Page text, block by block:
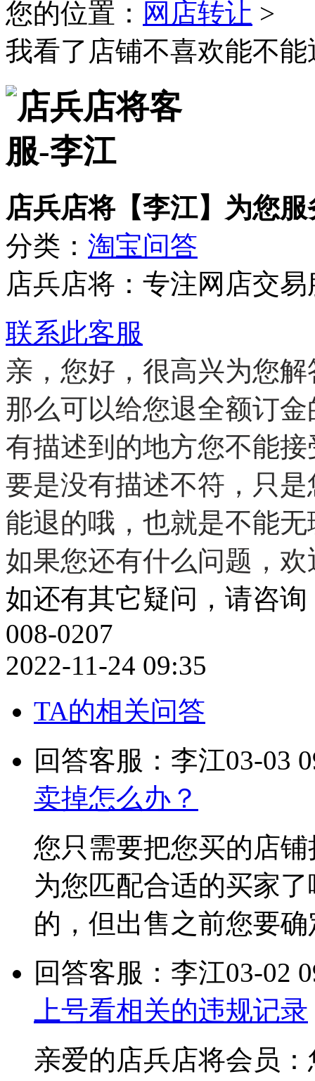
您的位置： 网店转让 >
我看了店铺不喜欢能不
店兵店将【李江】为您服
分类： 淘宝问答
店兵店将：专注网店交
联系此客服
亲，您好，很高兴为您
那么可以给您退全额订
有描述到的地方您不能
要是没有描述不符，只
能退的哦，也就是不能
如果您还有什么问题，
如还有其它疑问，请咨询
008-0207
2022-11-24 09:35
TA的相关问答
回答客服：李江03-03
卖掉怎么办？
您只需要把您买的店
为您匹配合适的买家
的，但出售之前您要
回答客服：李江03-02
上号看相关的违规记录
亲爱的店兵店将会员